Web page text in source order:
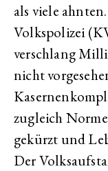
als viele
Volkspolizei
verschlang
nicht
zugleich
gekürzt und
Der